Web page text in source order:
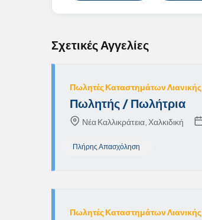
Σχετικές Αγγελίες
Πωλητές Καταστημάτων Λιανικής
Πωλητής / Πωλήτρια
Νέα Καλλικράτεια, Χαλκιδική
Πλήρης Απασχόληση
Πωλητές Καταστημάτων Λιανικής